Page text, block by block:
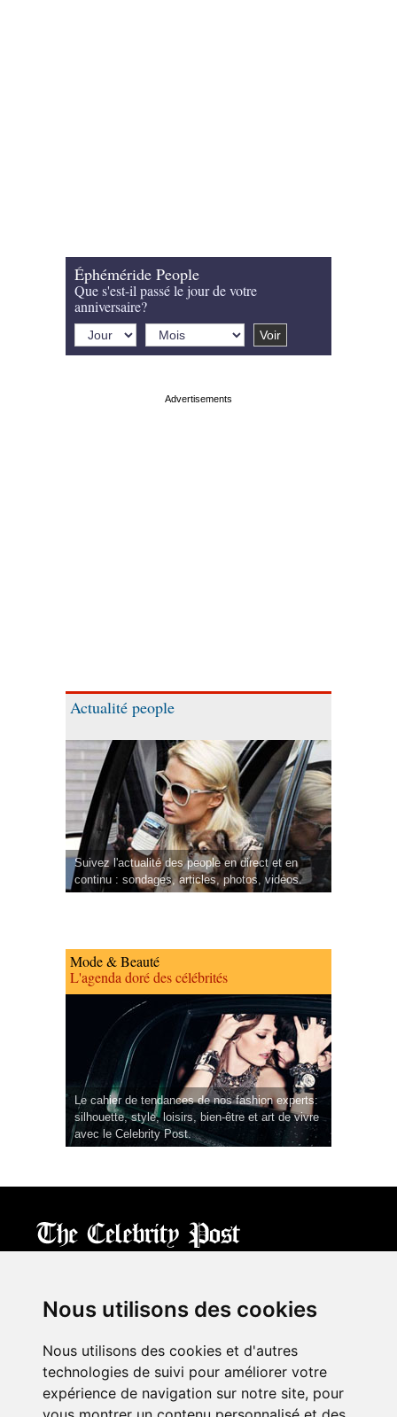
Nous utilisons des cookies
Nous utilisons des cookies et d'autres
technologies de suivi pour améliorer votre
expérience de navigation sur notre site, pour
Éphéméride People
Que s'est-il passé le jour de votre
anniversaire?
Actualité people
Suivez l'actualité des people en direct et en
continu : sondages, articles, photos, vidéos.
Mode & Beauté
L'agenda doré des célébrités
Le cahier de tendances de nos fashion experts:
silhouette, style, loisirs, bien-être et art de vivre
avec le Celebrity Post.
Terms of Use| Privacy|Cookies Policy (Mes préférences)
À propos
Mentions légales
Contact Us